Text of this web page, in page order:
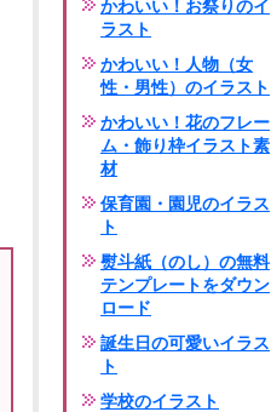
かわいい！お祭りのイ
ラスト
かわいい！人物（女
性・男性）のイラスト
かわいい！花のフレー
ム・飾り枠イラスト素
材
保育園・園児のイラス
ト
熨斗紙（のし）の無料
テンプレートをダウン
ロード
誕生日の可愛いイラス
ト
学校のイラスト